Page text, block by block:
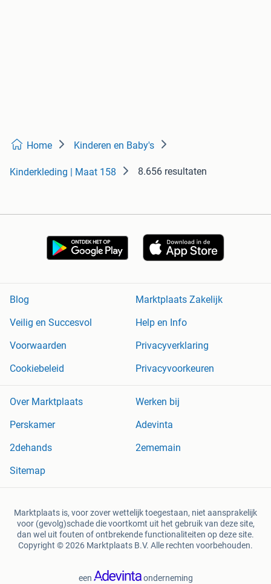
Home Kinderen en Baby's
Kinderkleding | Maat 158 8.656 resultaten
Blog
Marktplaats Zakelijk
Veilig en Succesvol
Help en Info
Voorwaarden
Privacyverklaring
Cookiebeleid
Privacyvoorkeuren
Over Marktplaats
Werken bij
Perskamer
Adevinta
2dehands
2ememain
Sitemap
Marktplaats is, voor zover wettelijk toegestaan, niet aansprakelijk
voor (gevolg)schade die voortkomt uit het gebruik van deze site,
dan wel uit fouten of ontbrekende functionaliteiten op deze site.
Copyright © 2026 Marktplaats B.V. Alle rechten voorbehouden.
een onderneming